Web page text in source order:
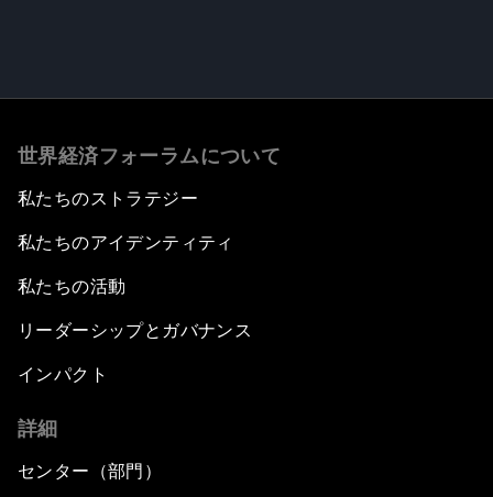
世界経済フォーラムについて
私たちのストラテジー
私たちのアイデンティティ
私たちの活動
リーダーシップとガバナンス
インパクト
詳細
センター（部門）